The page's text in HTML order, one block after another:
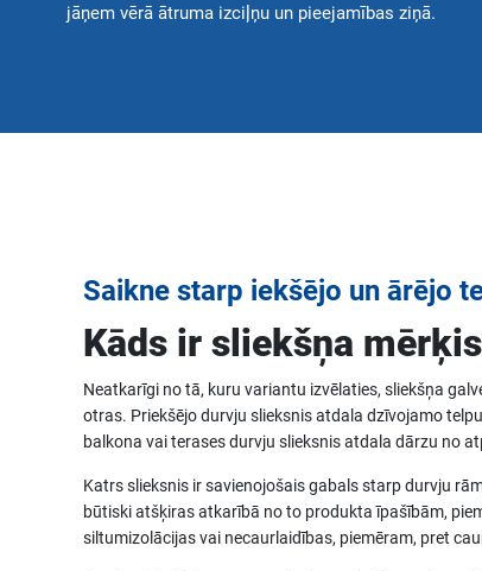
jāņem vērā ātruma izciļņu un pieejamības ziņā.
Saikne starp iekšējo un ārējo
Kāds ir sliekšņa
Neatkarīgi no tā, kuru variantu izvēlaties, sliekšņa
otras. Priekšējo durvju slieksnis atdala dzīvojamo
balkona vai terases durvju slieksnis atdala dārzu no
Katrs slieksnis ir savienojošais gabals starp durvju
būtiski atšķiras atkarībā no to produkta īpašībām,
siltumizolācijas vai necaurlaidības, piemēram, pret